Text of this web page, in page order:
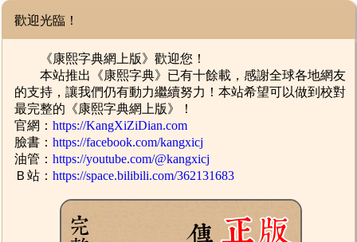
歡迎光臨！
《康熙字典網上版》歡迎您！
本站推出《康熙字典》已有十餘載，感謝全球各地網友
的支持，讓我們仍有動力繼續努力！本站希望可以做到校對
最完整的《康熙字典網上版》！
官網：https://KangXiZiDian.com
臉書：https://facebook.com/kangxicj
油管：https://youtube.com/@kangxicj
Ｂ站：https://space.bilibili.com/362131683